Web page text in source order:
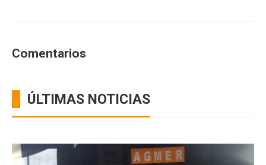
Comentarios
ÚLTIMAS NOTICIAS